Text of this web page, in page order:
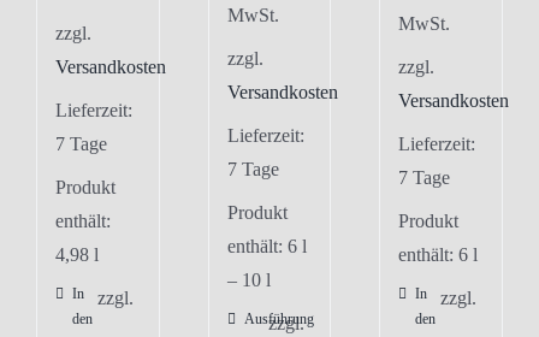
zzgl.
Versandkosten
Lieferzeit:
7 Tage
Produkt
enthält:
4,98 l
In
den
zzgl.
MwSt.
zzgl.
Versandkosten
Lieferzeit:
7 Tage
Produkt
enthält: 6 l
– 10 l
Ausführung
Dieses
zzgl.
MwSt.
zzgl.
Versandkosten
Lieferzeit:
7 Tage
Produkt
enthält: 6l
In
den
zzgl.